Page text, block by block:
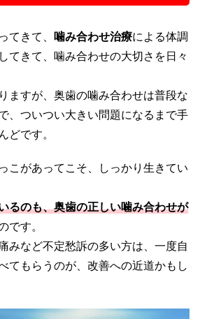
てきて、 噛み合わせ治療による体調
てきて、噛み合わせの大切さを日々
ますが、奥歯の噛み合わせは普段な
、ついつい大きい問題になるまで手
どです。
こがあってこそ、しっかり生きてい
るのも、奥歯の正しい噛み合わせが
です。
みなど不定愁訴の多い方は、一度自
てもらうのが、改善への近道かもし